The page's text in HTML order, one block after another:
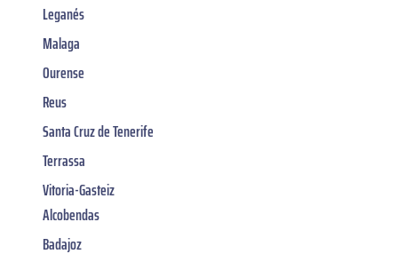
Leganés
Malaga
Ourense
Reus
Santa Cruz de Tenerife
Terrassa
Vitoria-Gasteiz
Alcobendas
Badajoz